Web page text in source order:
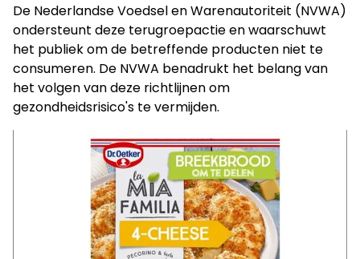
De Nederlandse Voedsel en Warenautoriteit (NVWA)
ondersteunt deze terugroepactie en waarschuwt
het publiek om de betreffende producten niet te
consumeren. De NVWA benadrukt het belang van
het volgen van deze richtlijnen om
gezondheidsrisico's te vermijden.